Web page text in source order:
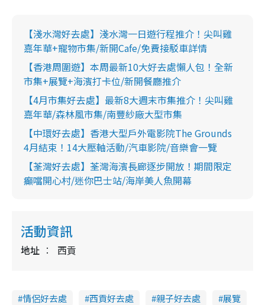
【淺水灣好去處】淺水灣一日遊行程推介！尖叫雞
嘉年華+寵物市集/新開Cafe/免費接駁車詳情
【香港周圍遊】本周最新10大好去處懶人包！全新
市集+展覽+海濱打卡位/新開餐廳推介
【4月市集好去處】最新8大週末市集推介！尖叫雞
嘉年華/森林風市集/南豐紗廠大型市集
【中環好去處】香港大型戶外電影院The Grounds
4月結束！14大壓軸活動/汽車影院/音樂會一覽
【荃灣好去處】荃灣海濱長廊逐步開放！期間限定
癲噹開心村/迷你巴士站/海岸美人魚開幕
活動資訊
地址 西貢
情侶好去處 西貢好去處 親子好去處
展覽